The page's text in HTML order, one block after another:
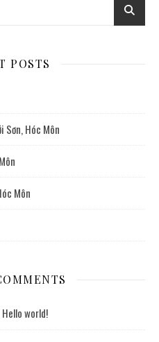
POSTS
Sơn, Hóc Môn
Môn
Hello world!